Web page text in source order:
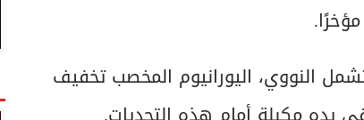
النووي، اليورانيوم المخصب تخفيف